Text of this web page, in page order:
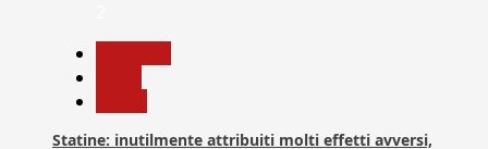
Statine: inutilmente attribuiti molti effetti avversi,